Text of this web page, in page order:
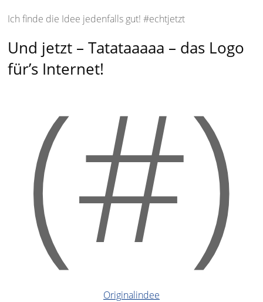
Ich finde die Idee jedenfalls gut! #echtjetzt
Und jetzt – Tatataaaaa – das Logo
für’s Internet!
(#)
Originalindee